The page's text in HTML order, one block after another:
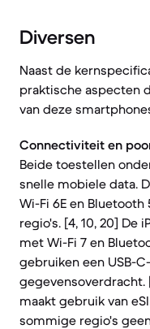
Diversen
Naast de
praktische aspecten
van deze
Connectiviteit en
Beide toestellen
snelle mobiele data.
Wi-Fi 6E en
regio's. [4, 10, 20] De
met Wi-Fi 7 en
gebruiken een USB-
gegevensoverdracht.
maakt gebruik van
sommige regio's